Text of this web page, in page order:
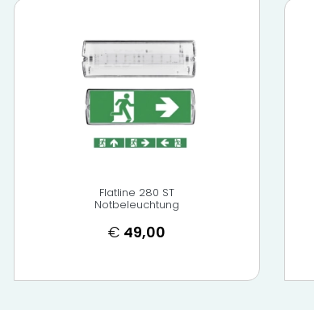
Flatline 280 ST
Notbeleuchtung
€ 49,00